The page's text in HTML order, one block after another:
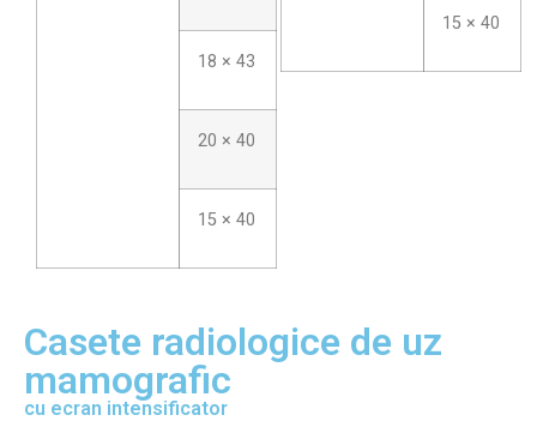
18 × 43
20 × 40
15 × 40
15 × 40
Casete radiologice de uz
mamografic
cu ecran intensificator